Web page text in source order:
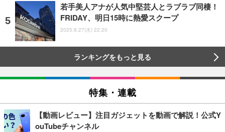
若手美人アナが人気中堅芸人とラブラブ同棲！
FRIDAY、明日15時に熱愛スクープ
2025.8.27(水) 22:20
ランキングをもっと見る
特集・連載
【動画レビュー】注目ガジェットを動画で解説！公式Y
ouTubeチャンネル